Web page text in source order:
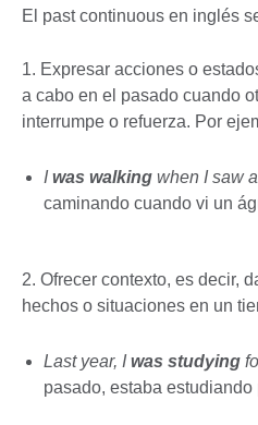
El past continuous en inglés
1. Expresar acciones o
a cabo en el pasado cuando
interrumpe o refuerza. Por
Iwas walking when I saw
caminando cuando vi un
2. Ofrecer contexto, es decir,
hechos o situaciones en un
Last year, Iwas studying
pasado, estaba